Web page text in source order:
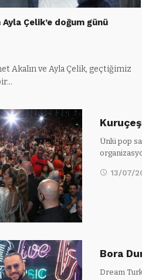
Ayla Çelik’e doğum günü
Akalın ve Ayla Çelik, geçtiğimiz
Ünlü pop
13/07/
Bora
Dream